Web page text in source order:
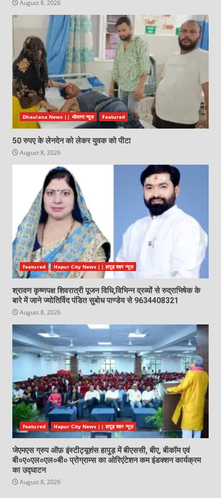
August 8, 2026
Dhaulana News || धौलाना न्यूज़ Featured
50 रुपए के लेनदेन को लेकर युवक को पीटा
August 8, 2026
Featured Hapur City News || हापुड़ शहर न्यूज़
श्रावण कृष्णपक्ष शिवरात्री पूजन विधि,विभिन्न द्रव्यों से रुद्राभिषेक के
बारे में जाने ज्योतिर्विद पंडित सुबोध पाण्डेय से 9634408321
August 8, 2026
Featured Hapur City News || हापुड़ शहर न्यूज़
जेएमएस ग्रुप ऑफ़ इंस्टीट्यूशंस हापुड़ में बीएससी, बीए, बीकॉम एवं
बी०ए०एल०एल०बी० प्रोग्राम्स का ओरिएंटेशन कम इंडक्शन कार्यक्रम
का उद्घाटन
August 8, 2026